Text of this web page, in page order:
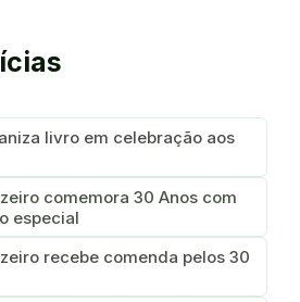
livro em celebração aos
comemora 30 Anos com
especial
recebe comenda pelos 30